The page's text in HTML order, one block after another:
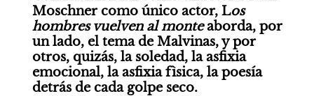
Moschner como único actor, Los
hombres vuelven al monte aborda, por
un lado, el tema de Malvinas, y por
otros, quizás, la soledad, la asfixia
emocional, la asfixia fìsica, la poesía
detrás de cada golpe seco.